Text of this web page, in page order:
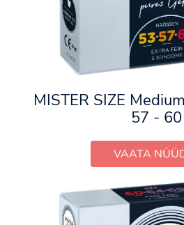
MISTER SIZE
57 - 60
VAATA